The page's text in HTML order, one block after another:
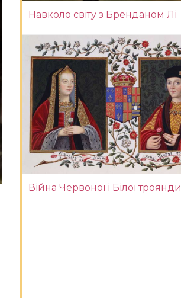
Навколо світу з Бренданом Лі
Війна Червоної і Білої троянди